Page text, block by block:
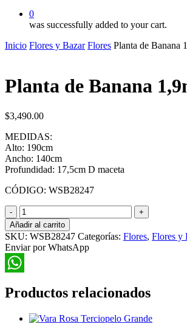
0
was successfully added to your cart.
Inicio Flores y Bazar Flores Planta de Banana
Planta de Banana
$3,490.00
MEDIDAS:
Alto: 190cm
Ancho: 140cm
Profundidad: 17,5cm D maceta
CÓDIGO: WSB28247
Planta
de
Banana
1,9mt
cantidad
Añadir al carrito
SKU: WSB28247 Categorías: Flores, Flores y
Enviar por WhatsApp
Productos relacionados